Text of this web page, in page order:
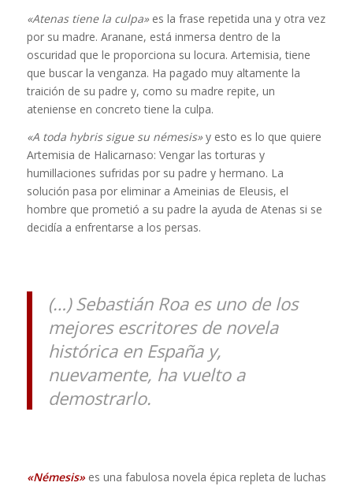
«Atenas tiene la culpa»es la frase repetida una y otra vez
por su madre. Aranane, está inmersa dentro de la
oscuridad que le proporciona su locura. Artemisia, tiene
que buscar la venganza. Ha pagado muy altamente la
traición de su padre y, como su madre repite, un
ateniense en concreto tiene la culpa.
«A toda hybris sigue su némesis»y esto es lo que quiere
Artemisia de Halicarnaso: Vengar las torturas y
humillaciones sufridas por su padre y hermano. La
solución pasa por eliminar a Ameinias de Eleusis, el
hombre que prometió a su padre la ayuda de Atenas si se
decidía a enfrentarse a los persas.
(…) Sebastián Roa es uno de los
mejores escritores de novela
histórica en España y,
nuevamente, ha vuelto a
demostrarlo.
«Némesis»es una fabulosa novela épica repleta de luchas